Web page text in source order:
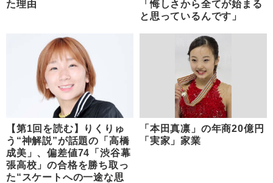
た理由
「悔しさから全てが始まる
と思っているんです」
【第1回を読む】りくりゅ
う“神解説”が話題の「高橋
成美」、偏差値74「渋谷幕
張高校」の合格を勝ち取っ
た“スケートへの一途な思
「本田真凛」の年商20億円
「実家」家業